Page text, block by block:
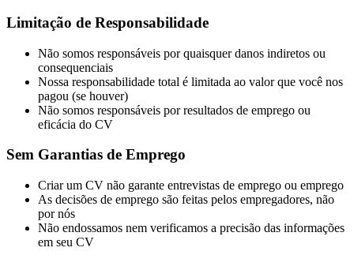
Limitação de Responsabilidade
Não somos responsáveis por quaisquer danos indiretos ou
consequenciais
Nossa responsabilidade total é limitada ao valor que você nos
pagou (se houver)
Não somos responsáveis por resultados de emprego ou
eficácia do CV
Sem Garantias de Emprego
Criar um CV não garante entrevistas de emprego ou emprego
As decisões de emprego são feitas pelos empregadores, não
por nós
Não endossamos nem verificamos a precisão das informações
em seu CV